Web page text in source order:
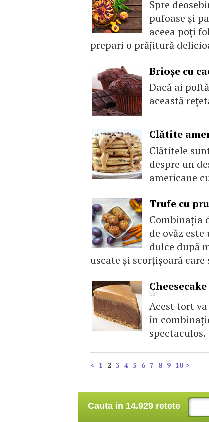
Spre
pufoase și
aceea poți
prepari o prăjitură
Brioșe cu
Dacă ai
această
Clătite
Clătitele
despre un
americane
Trufe cu
Combinaţia
de ovăz
dulce după
uscate și scorțișoară care
Acest tort
în
spectaculos.
< 1 2 3 4 5 6 7 8 9 10 >
Cauta in 14.929 retete